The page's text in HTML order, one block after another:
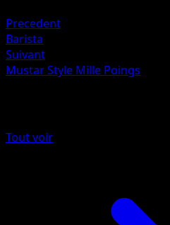
Precedent
Barista
Suivant
Mustar Style Mille Poings
Tout voir